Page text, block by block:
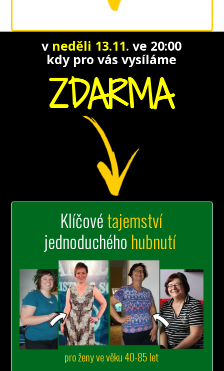
v neděli 13.11. ve 20:00
kdy pro vás vysíláme
ZDARMA
Klíčovétajemství
jednoduchého hubnutí
pro ženy ve věku 40-85 let